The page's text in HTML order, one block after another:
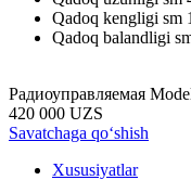
Qadoq kengligi sm
Qadoq balandligi
Радиоуправляемая
420 000 UZS
Savatchaga qo‘shish
Xususiyatlar